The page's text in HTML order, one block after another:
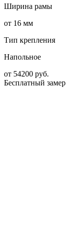
Ширина рамы
от 16 мм
Тип крепления
Напольное
от 54200 руб.
Бесплатный замер